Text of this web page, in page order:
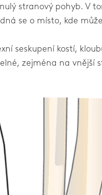
stranový pohyb. V
se o místo, kde
seskupení kostí,
zejména na vnější